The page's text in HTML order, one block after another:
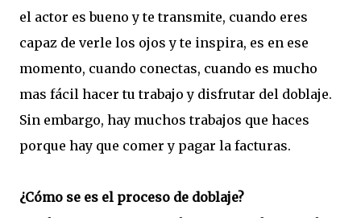
el actor es bueno y te transmite, cuando eres
capaz de verle los ojos y te inspira, es en ese
momento, cuando conectas, cuando es mucho
mas fácil hacer tu trabajo y disfrutar del doblaje.
Sin embargo, hay muchos trabajos que haces
porque hay que comer y pagar la facturas.
¿Cómo se es el proceso de doblaje?